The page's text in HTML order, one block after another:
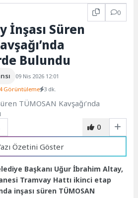
0
İnşası Süren
Bulundu
09 Nis 2026 12:01
Görüntüleme 3 dk.
0
Özetini Göster
Başkanı Uğur İbrahim Altay,
Tramvay Hattı ikinci etap
inşası süren TÜMOSAN